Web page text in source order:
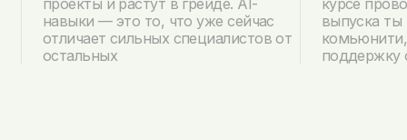
проекты и растут в грейде. AI-
навыки — это то, что уже сейчас
отличает сильных специалистов от
остальных
курсе
выпуска
поддержку